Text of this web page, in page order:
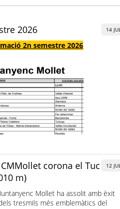
14 JUL
2026
2n semestre 2026
12 JUL
corona el Tuc
m)
Mollet ha assolit amb èxit
tresmils més emblemàtics del